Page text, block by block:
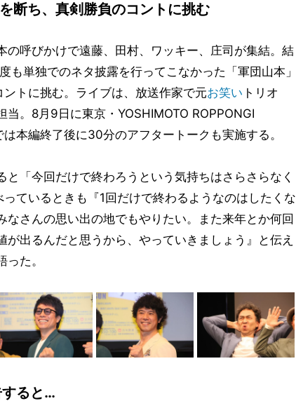
断ち、真剣勝負のコントに挑む
の呼びかけで遠藤、田村、ワッキー、庄司が集結。結
単独でのネタ披露を行ってこなかった「軍団山本」
トに挑む。ライブは、放送作家で元お笑い トリオ
当。8月9日に東京・YOSHIMOTO ROPPONGI
本編終了後に30分のアフタートークも実施する。
「今回だけで終わろうという気持ちはさらさらなく
ているときも『1回だけで終わるようなのはしたくな
さんの思い出の地でもやりたい。また来年とか何回
が出るんだと思うから、やっていきましょう』と伝え
た。
すると…